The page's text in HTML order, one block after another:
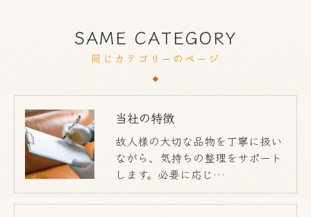
同じカテゴリーのページ
SAME CATEGORY
当社の特徴
故人様の大切な品物を丁寧に扱い
ながら、気持ちの整理をサポート
します。必要に応じ…